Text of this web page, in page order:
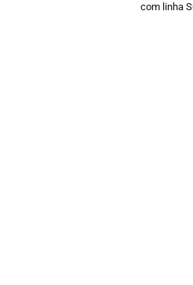
com linha